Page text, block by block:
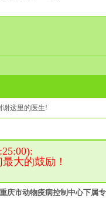
谢这里的医生!
大的鼓励！
重庆市动物疫病控制中心下属